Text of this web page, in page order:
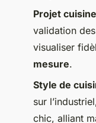
Projet
validation
visualiser
mesure.
Style de
sur
chic, alliant